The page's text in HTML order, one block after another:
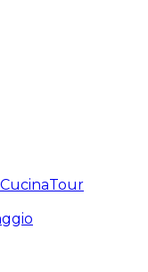
Tour